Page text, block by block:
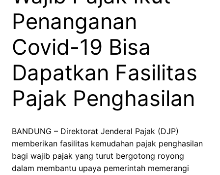
Penanganan
Covid-19 Bisa
Dapatkan Fasilitas
Pajak Penghasilan
BANDUNG – Direktorat Jenderal Pajak (DJP)
memberikan fasilitas kemudahan pajak penghasilan
bagi wajib pajak yang turut bergotong royong
dalam membantu upaya pemerintah memerangi